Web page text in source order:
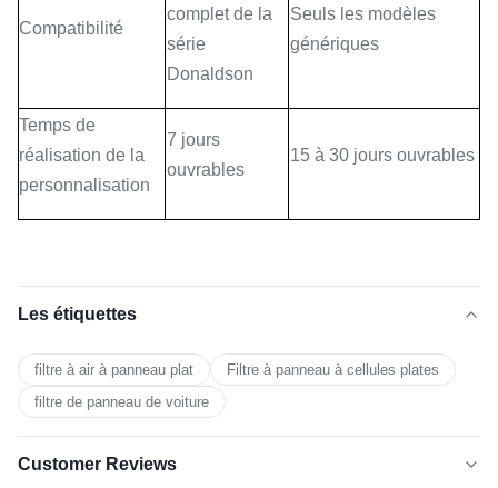
Compatibilité
complet de la
série
Donaldson
Seuls les modèles
génériques
Temps de
réalisation de la
personnalisation
7 jours
ouvrables
15 à 30 jours ouvrables
Les étiquettes
filtre à air à panneau plat
Filtre à panneau à cellules plates
filtre de panneau de voiture
Customer Reviews